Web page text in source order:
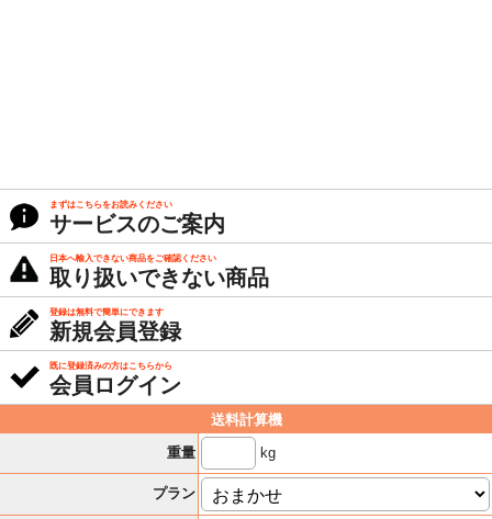
まずはこちらをお読みください
サービスのご案内
日本へ輸入できない商品をご確認ください
取り扱いできない商品
登録は無料で簡単にできます
新規会員登録
既に登録済みの方はこちらから
会員ログイン
送料計算機
重量
kg
プラン